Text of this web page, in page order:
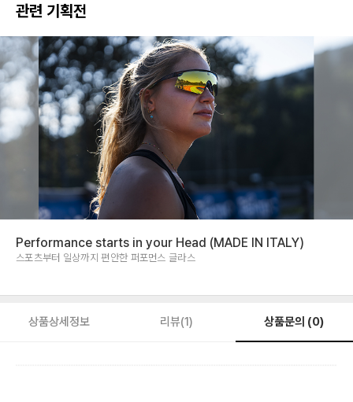
관련 기획전
Performance starts in your Head (MADE IN ITALY)
스포츠부터 일상까지 편안한 퍼포먼스 글라스
상품상세정보 리뷰(1) 상품문의 (0)